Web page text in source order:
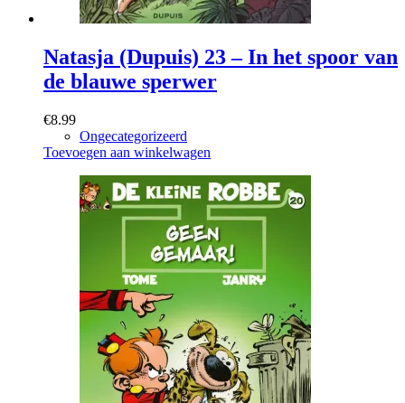
Natasja (Dupuis) 23 – In het spoor van
de blauwe sperwer
€8.99
Ongecategorizeerd
Toevoegen aan winkelwagen